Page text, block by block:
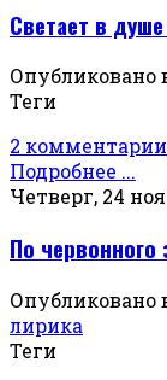
Светает в
Опубликовано
Теги
2 комментарии
Подробнее ...
Четверг, 24
По червонного
Опубликовано
лирика
Теги